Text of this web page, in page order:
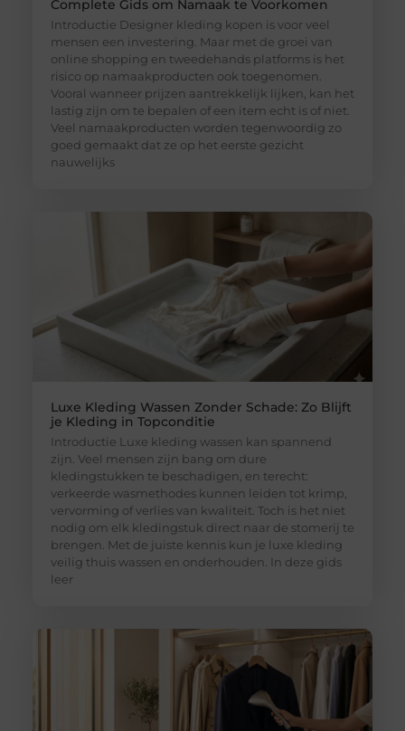
Complete Gids om Namaak te Voorkomen
Introductie Designer kleding kopen is voor veel
mensen een investering. Maar met de groei van
online shopping en tweedehands platforms is het
risico op namaakproducten ook toegenomen.
Vooral wanneer prijzen aantrekkelijk lijken, kan het
lastig zijn om te bepalen of een item echt is of niet.
Veel namaakproducten worden tegenwoordig zo
goed gemaakt dat ze op het eerste gezicht
nauwelijks
Luxe Kleding Wassen Zonder Schade: Zo Blijft
je Kleding in Topconditie
Introductie Luxe kleding wassen kan spannend
zijn. Veel mensen zijn bang om dure
kledingstukken te beschadigen, en terecht:
verkeerde wasmethodes kunnen leiden tot krimp,
vervorming of verlies van kwaliteit. Toch is het niet
nodig om elk kledingstuk direct naar de stomerij te
brengen. Met de juiste kennis kun je luxe kleding
veilig thuis wassen en onderhouden. In deze gids
leer